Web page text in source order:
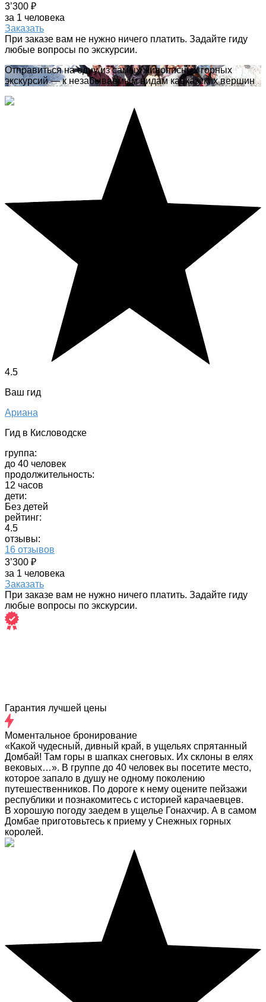
3’300 ₽
за 1 человека
Заказать
При заказе вам не нужно ничего платить. Задайте гиду
любые вопросы по экскурсии.
Отправиться на одну из самых живописных горных
экскурсий — к незабываемым видам кавказских вершин
4.5
Ваш гид
Ариана
Гид в Кисловодске
группа:
до 40 человек
продолжительность:
12 часов
дети:
Без детей
рейтинг:
4.5
отзывы:
16 отзывов
3’300 ₽
за 1 человека
Заказать
При заказе вам не нужно ничего платить. Задайте гиду
любые вопросы по экскурсии.
Гарантия лучшей цены
Моментальное бронирование
«Какой чудесный, дивный край, в ущельях спрятанный
Домбай! Там горы в шапках снеговых. Их склоны в елях
вековых…». В группе до 40 человек вы посетите место,
которое запало в душу не одному поколению
путешественников. По дороге к нему оцените пейзажи
республики и познакомитесь с историей карачаевцев.
В хорошую погоду заедем в ущелье Гонахчир. А в самом
Домбае приготовьтесь к приему у Снежных горных
королей.